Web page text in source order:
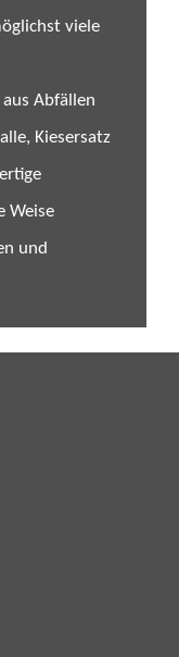
viele
Abfällen
Kiesersatz
Weise
und